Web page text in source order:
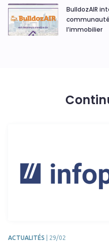
BulldozAIR
l’immobilier
ACTUALITÉS 29/02